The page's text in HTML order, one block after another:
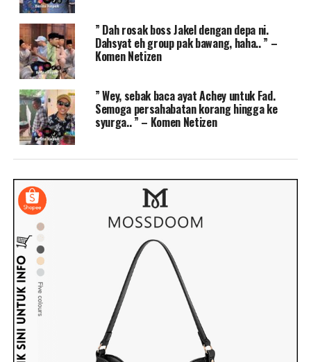
” Dah rosak boss Jakel dengan depa ni.
Dahsyat eh group pak bawang, haha.. ” –
Komen Netizen
” Wey, sebak baca ayat Achey untuk Fad.
Semoga persahabatan korang hingga ke
syurga.. ” – Komen Netizen